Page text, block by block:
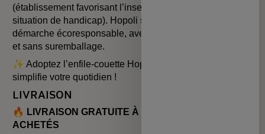
(établissement favorisant l’insertion des personnes en
situation de handicap). Hopoli s’inscrit dans une
démarche écoresponsable, avec un emballage optimisé
et sans suremballage.
✨ Adoptez l’enfile-couette Hopoli, la solution qui
simplifie votre quotidien !
LIVRAISON
🔥 LIVRAISON GRATUITE À PARTIR DE 2 PRODUITS
ACHETÉS